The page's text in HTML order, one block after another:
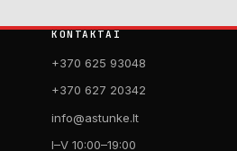
KONTAKTAI
+370 625 93048
+370 627 20342
info@astunke.lt
I–V 10:00–19:00